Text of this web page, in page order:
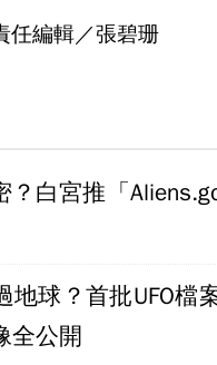
編輯／張碧珊
？白宮推「
地球？首批UFO檔
全公開